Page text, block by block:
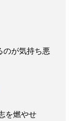
のが気持ち悪
を燃やせ